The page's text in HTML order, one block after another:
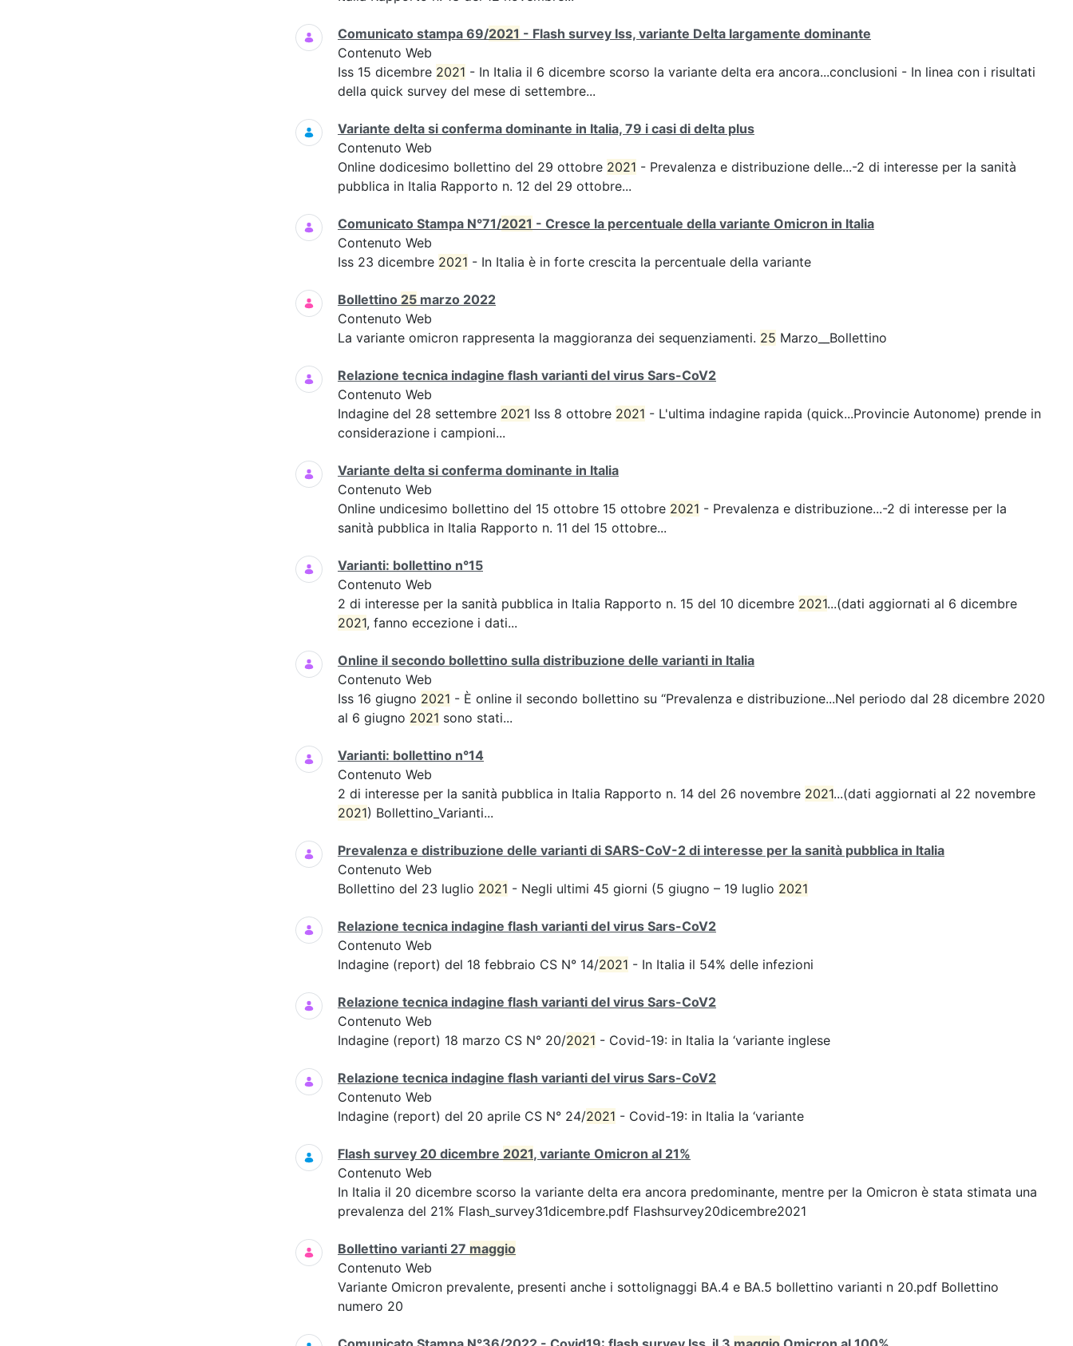
Comunicato stampa 69/2021 - Flash survey Iss, variante Delta largamente dominante
Contenuto Web
Iss 15 dicembre 2021 - In Italia il 6 dicembre scorso la variante delta era ancora...conclusioni - In linea con i risultati
della quick survey del mese di settembre...
Variante delta si conferma dominante in Italia, 79 i casi di delta plus
Contenuto Web
Online dodicesimo bollettino del 29 ottobre 2021 - Prevalenza e distribuzione delle...-2 di interesse per la sanità
pubblica in Italia Rapporto n. 12 del 29 ottobre...
Comunicato Stampa N°71/2021 - Cresce la percentuale della variante Omicron in Italia
Contenuto Web
Iss 23 dicembre 2021 - In Italia è in forte crescita la percentuale della variante
Bollettino 25 marzo 2022
Contenuto Web
La variante omicron rappresenta la maggioranza dei sequenziamenti. 25 Marzo__Bollettino
Relazione tecnica indagine flash varianti del virus Sars-CoV2
Contenuto Web
Indagine del 28 settembre 2021 Iss 8 ottobre 2021 - L'ultima indagine rapida (quick...Provincie Autonome) prende in
considerazione i campioni...
Variante delta si conferma dominante in Italia
Contenuto Web
Online undicesimo bollettino del 15 ottobre 15 ottobre 2021 - Prevalenza e distribuzione...-2 di interesse per la
sanità pubblica in Italia Rapporto n. 11 del 15 ottobre...
Varianti: bollettino n°15
Contenuto Web
2 di interesse per la sanità pubblica in Italia Rapporto n. 15 del 10 dicembre 2021...(dati aggiornati al 6 dicembre
2021, fanno eccezione i dati...
Online il secondo bollettino sulla distribuzione delle varianti in Italia
Contenuto Web
Iss 16 giugno 2021 - È online il secondo bollettino su “Prevalenza e distribuzione...Nel periodo dal 28 dicembre 2020
al 6 giugno 2021 sono stati...
Varianti: bollettino n°14
Contenuto Web
2 di interesse per la sanità pubblica in Italia Rapporto n. 14 del 26 novembre 2021...(dati aggiornati al 22 novembre
2021) Bollettino_Varianti...
Prevalenza e distribuzione delle varianti di SARS-CoV-2 di interesse per la sanità pubblica in Italia
Contenuto Web
Bollettino del 23 luglio 2021 - Negli ultimi 45 giorni (5 giugno – 19 luglio 2021
Relazione tecnica indagine flash varianti del virus Sars-CoV2
Contenuto Web
Indagine (report) del 18 febbraio CS N° 14/2021 - In Italia il 54% delle infezioni
Relazione tecnica indagine flash varianti del virus Sars-CoV2
Contenuto Web
Indagine (report) 18 marzo CS N° 20/2021 - Covid-19: in Italia la ‘variante inglese
Relazione tecnica indagine flash varianti del virus Sars-CoV2
Contenuto Web
Indagine (report) del 20 aprile CS N° 24/2021 - Covid-19: in Italia la ‘variante
Flash survey 20 dicembre 2021, variante Omicron al 21%
Contenuto Web
In Italia il 20 dicembre scorso la variante delta era ancora predominante, mentre per la Omicron è stata stimata una
prevalenza del 21% Flash_survey31dicembre.pdf Flashsurvey20dicembre2021
Bollettino varianti 27 maggio
Contenuto Web
Variante Omicron prevalente, presenti anche i sottolignaggi BA.4 e BA.5 bollettino varianti n 20.pdf Bollettino
numero 20